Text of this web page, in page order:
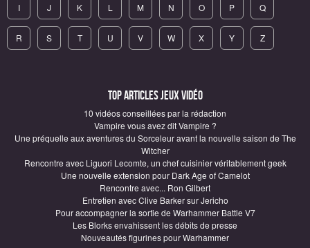
I J K L M N O P Q
R S T U V W X Y Z
Top articles Jeux vidéo
10 vidéos conseillées par la rédaction
Vampire vous avez dit Vampire ?
Une préquelle aux aventures du Sorceleur avant la nouvelle saison de The
Witcher
Rencontre avec Liguori Lecomte, un chef cuisinier véritablement geek
Une nouvelle extension pour Dark Age of Camelot
Rencontre avec... Ron Gilbert
Entretien avec Clive Barker sur Jericho
Pour accompagner la sortie de Warhammer Battle V7
Les Blorks envahissent les débits de presse
Nouveautés figurines pour Warhammer